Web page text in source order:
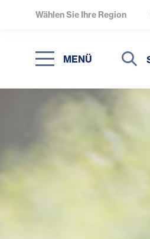
Wählen Sie Ihre Region
MENÜ
Suche
Suche